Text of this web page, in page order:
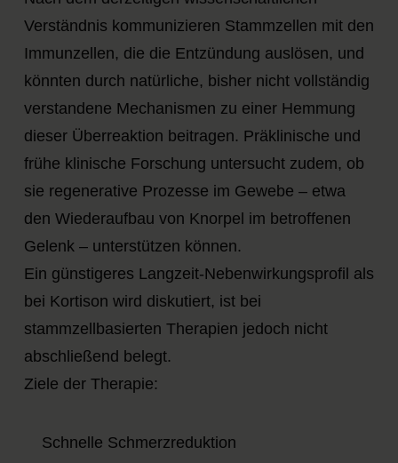
Verständnis kommunizieren Stammzellen mit den
Immunzellen, die die Entzündung auslösen, und
könnten durch natürliche, bisher nicht vollständig
verstandene Mechanismen zu einer Hemmung
dieser Überreaktion beitragen. Präklinische und
frühe klinische Forschung untersucht zudem, ob
sie regenerative Prozesse im Gewebe – etwa
den Wiederaufbau von Knorpel im betroffenen
Gelenk – unterstützen können.
Ein günstigeres Langzeit-Nebenwirkungsprofil als
bei Kortison wird diskutiert, ist bei
stammzellbasierten Therapien jedoch nicht
abschließend belegt.
Ziele der Therapie:
Schnelle Schmerzreduktion